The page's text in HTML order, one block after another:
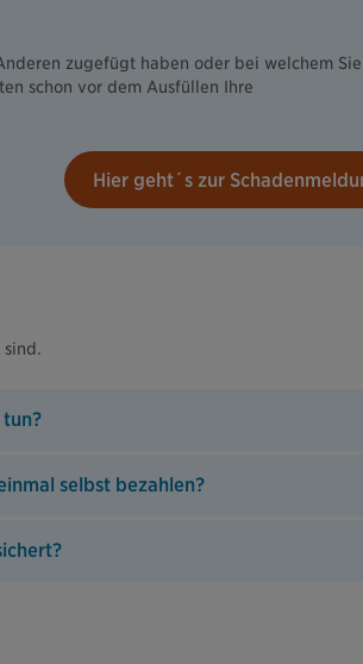
zugefügt haben oder bei welchem Sie
schon vor dem Ausfüllen Ihre
Hier geht´s zur
selbst bezahlen?